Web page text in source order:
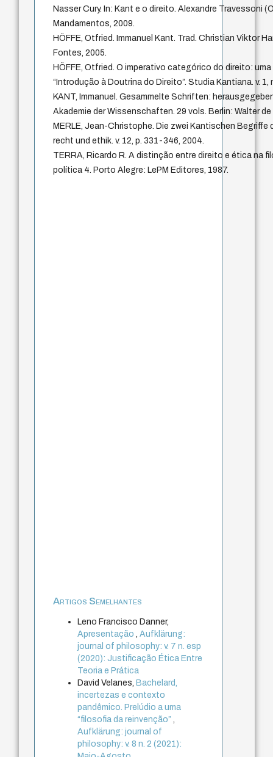
Nasser Cury. In: Kant e o direito. Alexandre Travessoni
Mandamentos, 2009.
HÖFFE, Otfried. Immanuel Kant. Trad. Christian Viktor
Fontes, 2005.
HÖFFE, Otfried. O imperativo categórico do direito:
“Introdução à Doutrina do Direito”. Studia Kantiana. v. 1,
KANT, Immanuel. Gesammelte Schriften:
Akademie der Wissenschaften. 29 vols. Berlin: Walter de
MERLE, Jean-Christophe. Die zwei Kantischen
recht und ethik. v. 12, p. 331-346, 2004.
TERRA, Ricardo R. A distinção entre direito e ética na
política 4. Porto Alegre: LePM Editores, 1987.
Artigos Semelhantes
Leno Francisco Danner,
Apresentação
,Aufklärung:
journal of philosophy: v. 7 n. esp
(2020): Justificação Ética Entre
Teoria e Prática
David Velanes, Bachelard,
incertezas e contexto
pandêmico. Prelúdio a uma
“filosofia da reinvenção”
Aufklärung: journal of
philosophy: v. 8 n. 2 (2021):